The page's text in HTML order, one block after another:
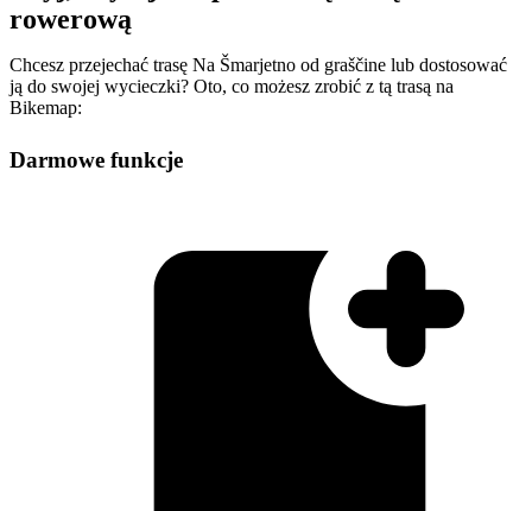
rowerową
Chcesz przejechać trasę Na Šmarjetno od graščine lub dostosować
ją do swojej wycieczki? Oto, co możesz zrobić z tą trasą na
Bikemap:
Darmowe funkcje